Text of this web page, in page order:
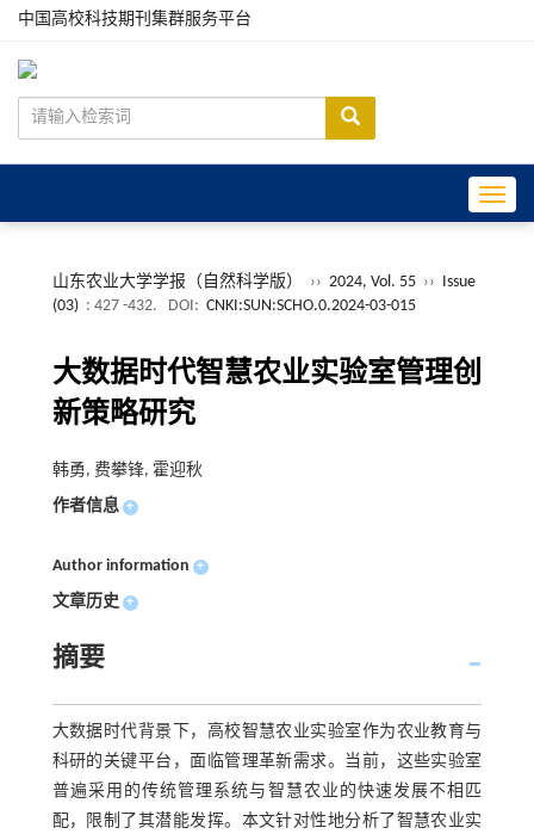
中国高校科技期刊集群服务平台
山东农业大学学报（自然科学版） ›› 2024, Vol. 55 ›› Issue
(03) : 427 -432. DOI: CNKI:SUN:SCHO.0.2024-03-015
大数据时代智慧农业实验室管理创
新策略研究
韩勇, 费攀锋, 霍迎秋
作者信息 +
Author information +
文章历史 +
摘要
大数据时代背景下，高校智慧农业实验室作为农业教育与
科研的关键平台，面临管理革新需求。当前，这些实验室
普遍采用的传统管理系统与智慧农业的快速发展不相匹
配，限制了其潜能发挥。本文针对性地分析了智慧农业实